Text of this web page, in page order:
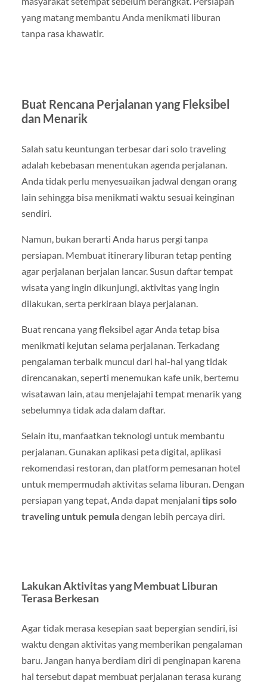
yang matang membantu Anda menikmati liburan
tanpa rasa khawatir.
Buat Rencana Perjalanan yang Fleksibel
dan Menarik
Salah satu keuntungan terbesar dari solo traveling
adalah kebebasan menentukan agenda perjalanan.
Anda tidak perlu menyesuaikan jadwal dengan orang
lain sehingga bisa menikmati waktu sesuai keinginan
sendiri.
Namun, bukan berarti Anda harus pergi tanpa
persiapan. Membuat itinerary liburan tetap penting
agar perjalanan berjalan lancar. Susun daftar tempat
wisata yang ingin dikunjungi, aktivitas yang ingin
dilakukan, serta perkiraan biaya perjalanan.
Buat rencana yang fleksibel agar Anda tetap bisa
menikmati kejutan selama perjalanan. Terkadang
pengalaman terbaik muncul dari hal-hal yang tidak
direncanakan, seperti menemukan kafe unik, bertemu
wisatawan lain, atau menjelajahi tempat menarik yang
sebelumnya tidak ada dalam daftar.
Selain itu, manfaatkan teknologi untuk membantu
perjalanan. Gunakan aplikasi peta digital, aplikasi
rekomendasi restoran, dan platform pemesanan hotel
untuk mempermudah aktivitas selama liburan. Dengan
persiapan yang tepat, Anda dapat menjalani tips solo
traveling untuk pemuladengan lebih percaya diri.
Lakukan Aktivitas yang Membuat Liburan
Terasa Berkesan
Agar tidak merasa kesepian saat bepergian sendiri, isi
waktu dengan aktivitas yang memberikan pengalaman
baru. Jangan hanya berdiam diri di penginapan karena
hal tersebut dapat membuat perjalanan terasa kurang